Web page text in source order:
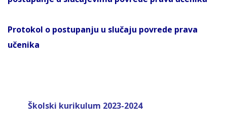
Protokol o postupanju u slučaju povrede prava
učenika
Školski kurikulum 2023-2024